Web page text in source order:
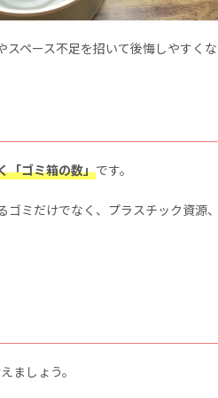
ペース不足を招いて後悔しやすく
「ゴミ箱の数」です。
ミだけでなく、プラスチック資源
ましょう。